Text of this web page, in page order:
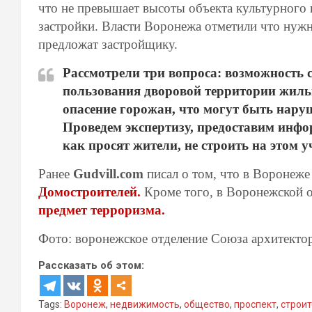
что не превышает высоты объекта
застройки. Власти Воронежа отметили что
предложат застройщику.
Рассмотрели три вопроса: возможность
пользования дворовой территории
опасение горожан, что могут быть
Проведем экспертизу, предоставим
как просят жители, не строить на этом
Ранее Gudvill.com писал о том, что в
Домостроителей. Кроме того, в Воронежской
предмет терроризма.
Фото: воронежское отделение Союза
Рассказать об этом:
Tags: Воронеж, недвижимость, общество, проспект,